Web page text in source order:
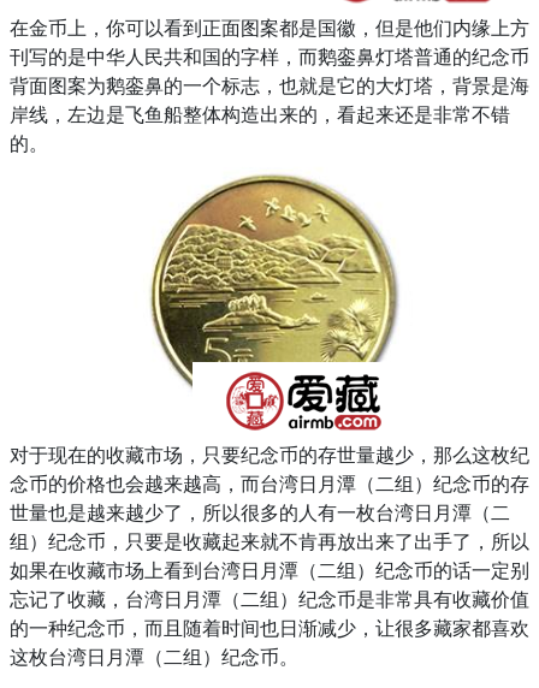
在金币上，你可以看到正面图案都是国徽，但是他们内缘上方
刊写的是中华人民共和国的字样，而鹅銮鼻灯塔普通的纪念币
背面图案为鹅銮鼻的一个标志，也就是它的大灯塔，背景是海
岸线，左边是飞鱼船整体构造出来的，看起来还是非常不错
的。
对于现在的收藏市场，只要纪念币的存世量越少，那么这枚纪
念币的价格也会越来越高，而台湾日月潭（二组）纪念币的存
世量也是越来越少了，所以很多的人有一枚台湾日月潭（二
组）纪念币，只要是收藏起来就不肯再放出来了出手了，所以
如果在收藏市场上看到台湾日月潭（二组）纪念币的话一定别
忘记了收藏，台湾日月潭（二组）纪念币是非常具有收藏价值
的一种纪念币，而且随着时间也日渐减少，让很多藏家都喜欢
这枚台湾日月潭（二组）纪念币。